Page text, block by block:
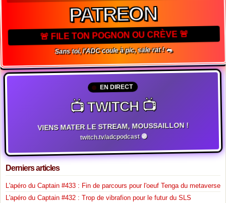
PATREON
🚨 FILE TON POGNON OU CRÈVE 🚨
Sans toi, l'ADC coule à pic, sale rat ! 🐀
EN DIRECT
📺 TWITCH 📺
VIENS MATER LE STREAM, MOUSSAILLON !
twitch.tv/adcpodcast 🟣
Derniers articles
L'apéro du Captain #433 : Fin de parcours pour l'oeuf Tenga du metaverse
L'apéro du Captain #432 : Trop de vibrafion pour le futur du SLS